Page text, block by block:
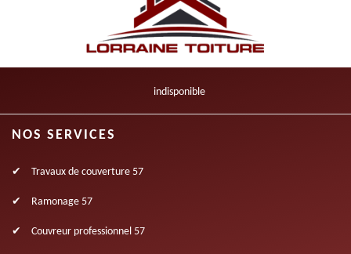
indisponible
NOS SERVICES
Travaux de couverture 57
Ramonage 57
Couvreur professionnel 57